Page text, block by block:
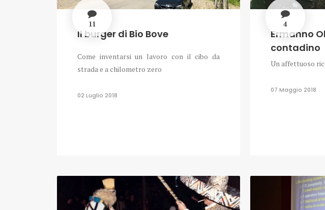
11
Il burger di Bio Bove
Come inventarsi un lavoro con il cibo da
strada e a chilometro zero
02 Luglio 2018
4
Ermanno
contadino
Un affettuoso
07 Maggio 2018